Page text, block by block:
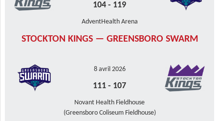
104 - 119
AdventHealth Arena
STOCKTON KINGS — GREENSBORO SWARM
8 avril 2026
111 - 107
Novant Health Fieldhouse
(Greensboro Coliseum Fieldhouse)